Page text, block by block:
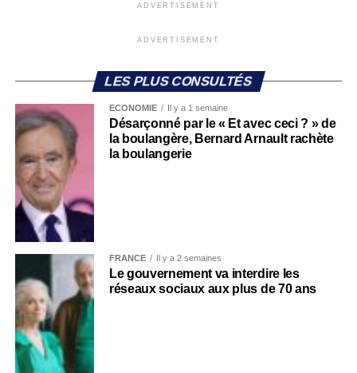
ADVERTISEMENT
ADVERTISEMENT
LES PLUS CONSULTÉS
ECONOMIE Il y a 1 semaine
Désarçonné par le « Et avec ceci ? » de
la boulangère, Bernard Arnault rachète
la boulangerie
FRANCE Il y a 2 semaines
Le gouvernement va interdire les
réseaux sociaux aux plus de 70 ans